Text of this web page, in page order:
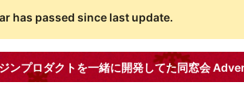
has passed since last update.
ンプロダクトを一緒に開発してた同窓会